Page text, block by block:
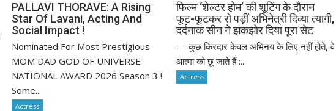
PALLAVI THORAVE: A Rising
Star Of Lavani, Acting And
Social Impact !
Nominated For Most Prestigious
MOM DAD GOD OF UNIVERSE
NATIONAL AWARD 2026 Season 3 !
Some...
Actress
फिल्म ‘शेल्टर होम’ की शूटिंग के दौरान
फूट-फूटकर रो पड़ीं अभिनेत्री दिव्या त्यागी,
दर्दनाक सीन ने झकझोर दिया पूरा सेट
— कुछ किरदार केवल अभिनय के लिए नहीं होते, वे
आत्मा को छू जाते हैं :...
Actress